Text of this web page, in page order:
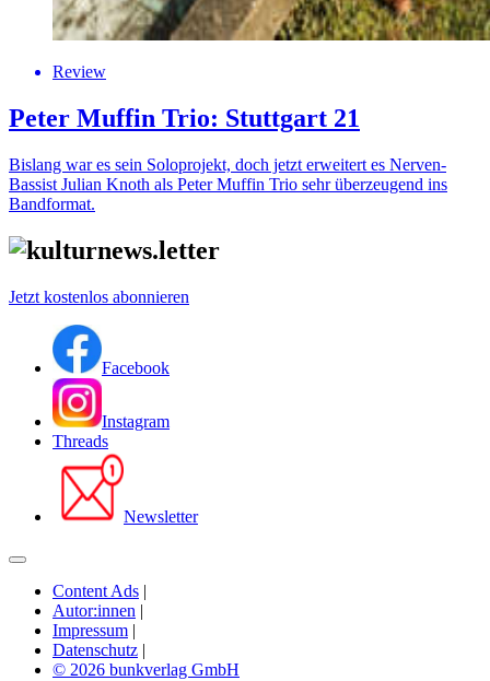
Review
Peter Muffin Trio: Stuttgart 21
Bislang war es sein Soloprojekt, doch jetzt erweitert es Nerven-
Bassist Julian Knoth als Peter Muffin Trio sehr überzeugend ins
Bandformat.
Jetzt kostenlos abonnieren
Facebook
Instagram
Threads
Newsletter
Content Ads |
Autor:innen |
Impressum |
Datenschutz |
© 2026 bunkverlag GmbH